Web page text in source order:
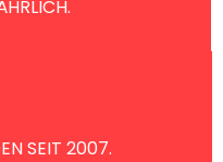
SEIT 2007.